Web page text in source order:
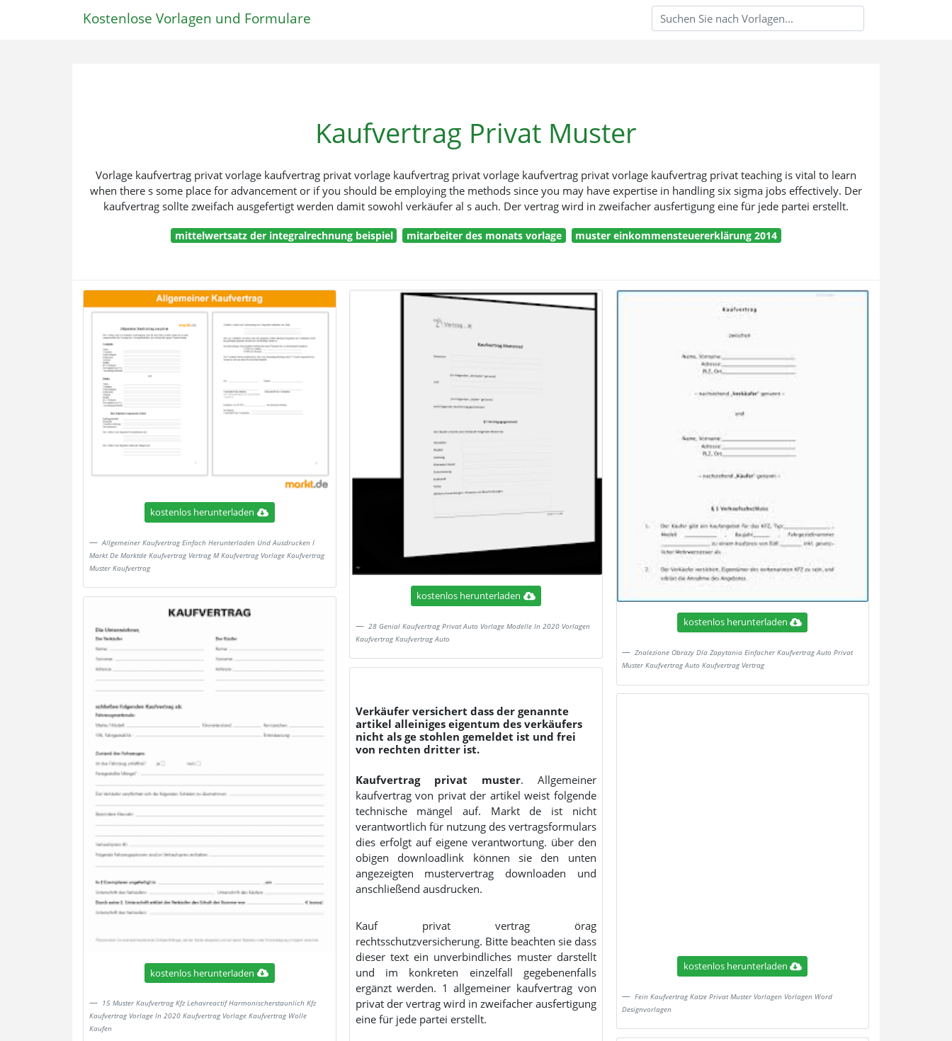
Kostenlose Vorlagen und Formulare
Kaufvertrag Privat Muster
Vorlage kaufvertrag privat vorlage kaufvertrag privat vorlage kaufvertrag privat vorlage kaufvertrag privat vorlage kaufvertrag privat teaching is vital to learn
when there s some place for advancement or if you should be employing the methods since you may have expertise in handling six sigma jobs effectively. Der
kaufvertrag sollte zweifach ausgefertigt werden damit sowohl verkäufer al s auch. Der vertrag wird in zweifacher ausfertigung eine für jede partei erstellt.
mittelwertsatz der integralrechnung beispiel mitarbeiter des monats vorlage muster einkommensteuererklärung 2014
kostenlos herunterladen
Allgemeiner Kaufvertrag Einfach Herunterladen Und Ausdrucken I
Markt De Marktde Kaufvertrag Vertrag M Kaufvertrag Vorlage Kaufvertrag
Muster Kaufvertrag
kostenlos herunterladen
15 Muster Kaufvertrag Kfz Lehavreactif Harmonischerstaunlich Kfz
Kaufvertrag Vorlage In 2020 Kaufvertrag Vorlage Kaufvertrag Wolle
Kaufen
kostenlos herunterladen
28 Genial Kaufvertrag Privat Auto Vorlage Modelle In 2020 Vorlagen
Kaufvertrag Kaufvertrag Auto
Verkäufer versichert dass der genannte
artikel alleiniges eigentum des verkäufers
nicht als ge stohlen gemeldet ist und frei
von rechten dritter ist.
Kaufvertrag privat muster. Allgemeiner
kaufvertrag von privat der artikel weist folgende
technische mängel auf. Markt de ist nicht
verantwortlich für nutzung des vertragsformulars
dies erfolgt auf eigene verantwortung. über den
obigen downloadlink können sie den unten
angezeigten mustervertrag downloaden und
anschließend ausdrucken.
Kauf privat vertrag örag
rechtsschutzversicherung. Bitte beachten sie dass
dieser text ein unverbindliches muster darstellt
und im konkreten einzelfall gegebenenfalls
ergänzt werden. 1 allgemeiner kaufvertrag von
privat der vertrag wird in zweifacher ausfertigung
eine für jede partei erstellt.
kostenlos herunterladen
Znalezione Obrazy Dla Zapytania Einfacher Kaufvertrag Auto Privat
Muster Kaufvertrag Auto Kaufvertrag Vertrag
kostenlos herunterladen
Fein Kaufvertrag Katze Privat Muster Vorlagen Vorlagen Word
Designvorlagen